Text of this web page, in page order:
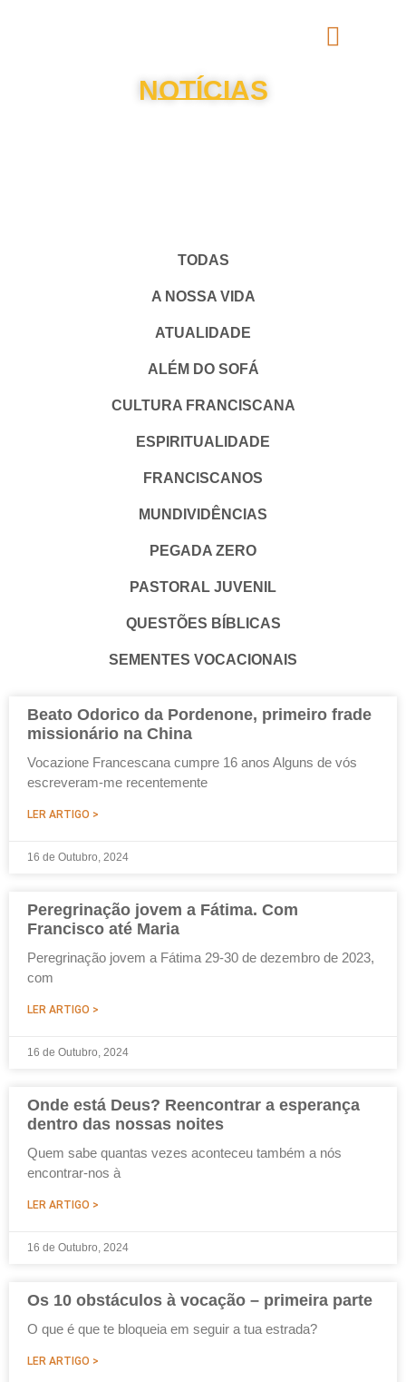
NOTÍCIAS
TODAS
A NOSSA VIDA
ATUALIDADE
ALÉM DO SOFÁ
CULTURA FRANCISCANA
ESPIRITUALIDADE
FRANCISCANOS
MUNDIVIDÊNCIAS
PEGADA ZERO
PASTORAL JUVENIL
QUESTÕES BÍBLICAS
SEMENTES VOCACIONAIS
Beato Odorico da Pordenone, primeiro frade
missionário na China
Vocazione Francescana cumpre 16 anos Alguns de vós
escreveram-me recentemente
LER ARTIGO >
16 de Outubro, 2024
Peregrinação jovem a Fátima. Com
Francisco até Maria
Peregrinação jovem a Fátima 29-30 de dezembro de 2023,
com
LER ARTIGO >
16 de Outubro, 2024
Onde está Deus? Reencontrar a esperança
dentro das nossas noites
Quem sabe quantas vezes aconteceu também a nós
encontrar-nos à
LER ARTIGO >
16 de Outubro, 2024
Os 10 obstáculos à vocação – primeira parte
O que é que te bloqueia em seguir a tua estrada?
LER ARTIGO >